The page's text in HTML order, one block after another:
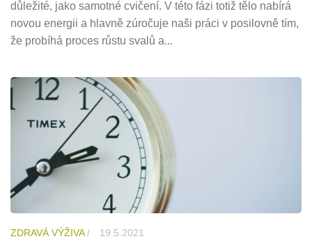
důležité, jako samotné cvičení. V této fázi totiž tělo nabírá
novou energii a hlavně zúročuje naši práci v posilovně tím,
že probíhá proces růstu svalů a...
ZDRAVÁ VÝŽIVA/ 19.5.2021